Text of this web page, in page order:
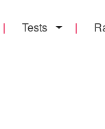
Tests